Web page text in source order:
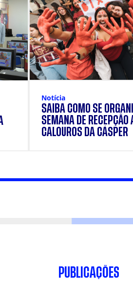
Notícia
SAIBA COMO SE
SEMANA DE RECEPÇÃO
CALOUROS DA CÁSPER
PUBLICAÇÕES